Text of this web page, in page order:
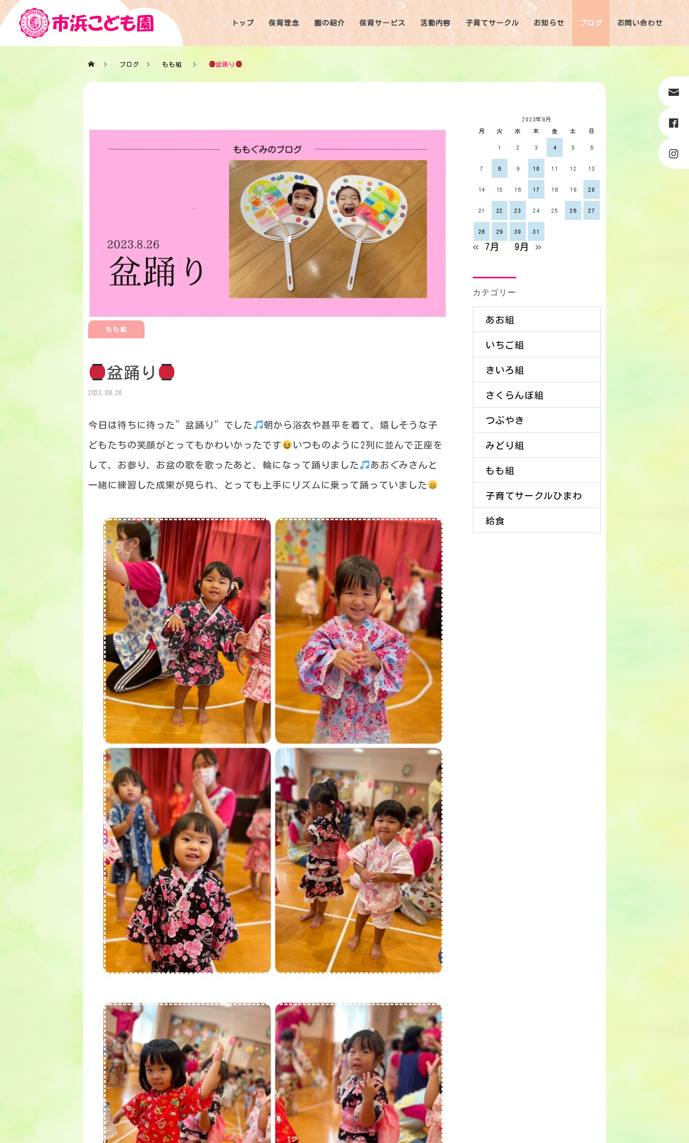
トップ 保育理念 園の紹介 保育サービス 活動内容 子育てサークル お知らせ ブログ お問い合わせ
ブログ もも組 盆踊り
もも組
盆踊り
2023.08.26
今日は待ちに待った”盆踊り”でした 朝から浴衣や甚平を着て、嬉しそうな子
どもたちの笑顔がとってもかわいかったです いつものように2列に並んで正座を
して、お参り、お盆の歌を歌ったあと、輪になって踊りました あおぐみさんと
一緒に練習した成果が見られ、とっても上手にリズムに乗って踊っていました
2023年8月
月 火 水 木 金 土 日
1 2 3 4 5 6
7 8 9 10 11 12 13
14 15 16 17 18 19 20
21 22 23 24 25 26 27
28 29 30 31
« 7月 9月 »
カテゴリー
あお組
いちご組
きいろ組
さくらんぼ組
つぶやき
みどり組
もも組
子育てサークルひまわ
り
給食